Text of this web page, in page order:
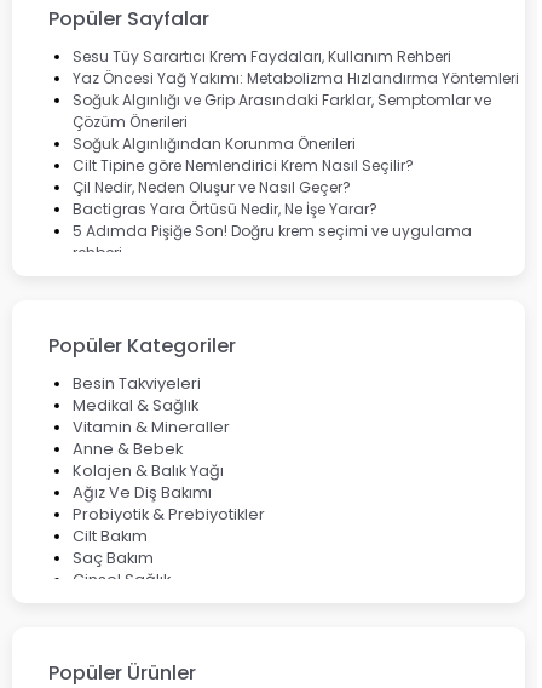
Lansinoh
Cebrolux
Dermoskin
Marvis
Rcfarma
Popüler Sayfalar
Sesu Tüy Sarartıcı Krem Faydaları, Kullanım Rehberi
Yaz Öncesi Yağ Yakımı: Metabolizma Hızlandırma Yöntemleri
Soğuk Algınlığı ve Grip Arasındaki Farklar, Semptomlar ve
Çözüm Önerileri
Soğuk Algınlığından Korunma Önerileri
Cilt Tipine göre Nemlendirici Krem Nasıl Seçilir?
Çil Nedir, Neden Oluşur ve Nasıl Geçer?
Bactigras Yara Örtüsü Nedir, Ne İşe Yarar?
5 Adımda Pişiğe Son! Doğru krem seçimi ve uygulama
rehberi
Çözüm Yolları
Bocavirüs Enfeksiyonu Hakkında Bilmeniz Gerekenler
Deep Flex Topraklama Matı Nedir? Detaylı Rehber
Mumiyo Nedir? Faydaları ve Kullanım Alanları Nelerdir?
Popüler Kategoriler
Besin Takviyeleri
Medikal & Sağlık
Vitamin & Mineraller
Anne & Bebek
Kolajen & Balık Yağı
Ağız Ve Diş Bakımı
Probiyotik & Prebiyotikler
Cilt Bakım
Saç Bakım
Cinsel Sağlık
Popüler Ürünler